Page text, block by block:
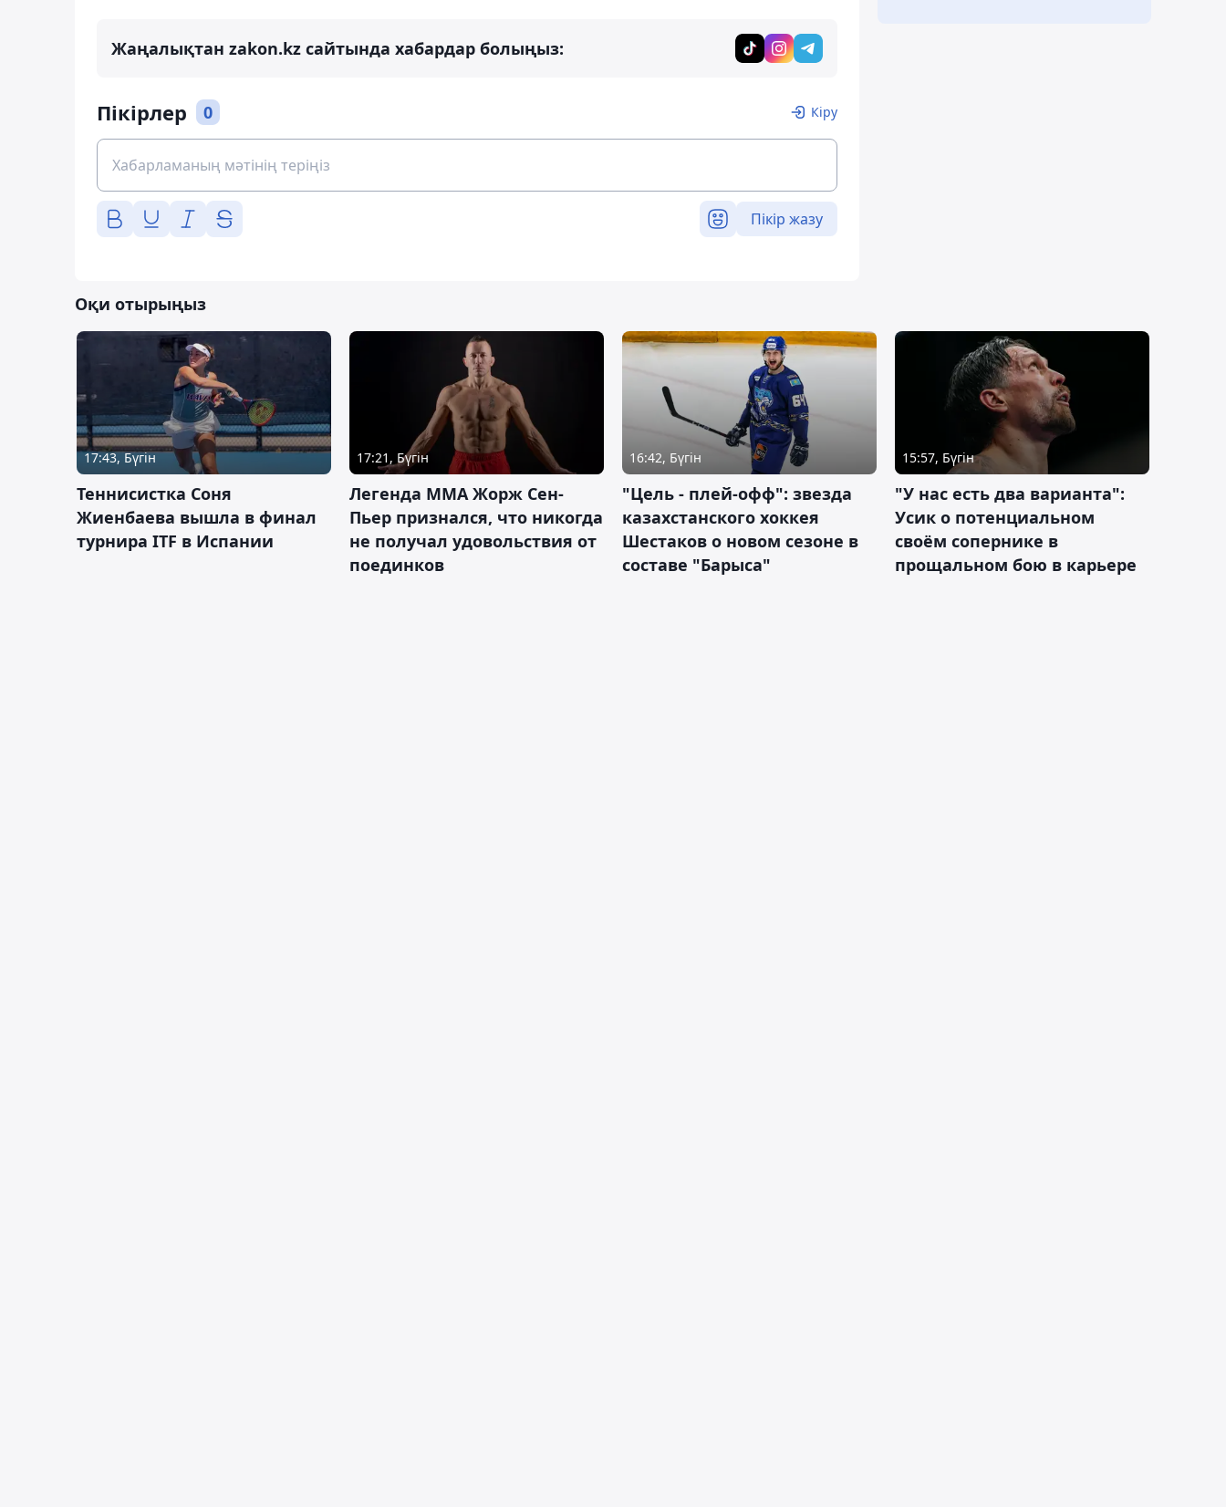
Жаңалықтан zakon.kz сайтында хабардар болыңыз:
Пікірлер 0 Кіру
Пікір жазу
Оқи отырыңыз
17:43, Бүгін
Теннисистка Соня
Жиенбаева вышла в финал
турнира ITF в Испании
17:21, Бүгін
Легенда ММА Жорж Сен-
Пьер признался, что никогда
не получал удовольствия от
поединков
16:42, Бүгін
"Цель - плей-офф": звезда
казахстанского хоккея
Шестаков о новом сезоне в
составе "Барыса"
15:57, Бүгін
"У нас есть два варианта":
Усик о потенциальном
своём сопернике в
прощальном бою в карьере